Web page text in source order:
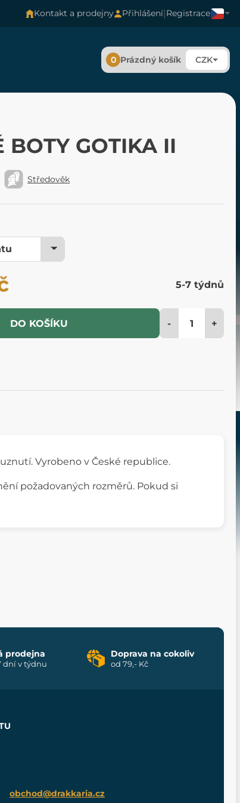
Kontakt a prodejny Přihlášení|Registrace
0 Prázdný košík CZK
BOTY GOTIKA II
Středověk
5-7 týdnů
DO KOŠÍKU - +
Vyrobeno v České republice.
požadovaných rozměrů. Pokud si
prodejna
dní v týdnu
Doprava na cokoliv
od 79,- Kč
obchod@drakkaria.cz